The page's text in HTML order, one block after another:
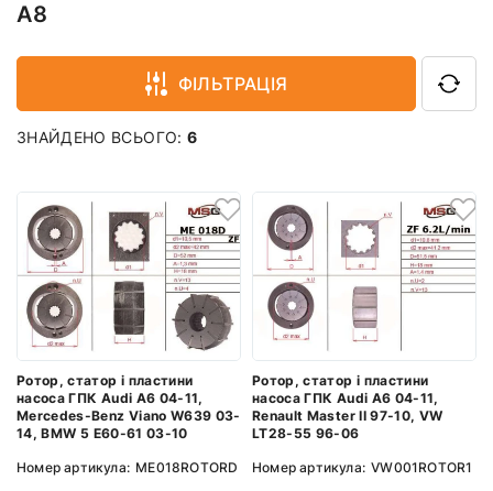
A8
ФІЛЬТРАЦІЯ
ЗНАЙДЕНО ВСЬОГО: 6
Ротор, статор і пластини
насоса ГПК Audi A6 04-11,
Mercedes-Benz Viano W639 03-
14, BMW 5 E60-61 03-10
Номер артикула: ME018ROTORD
Ротор, статор і пластини
насоса ГПК Audi A6 04-11,
Renault Master II 97-10, VW
LT28-55 96-06
Номер артикула: VW001ROTOR1